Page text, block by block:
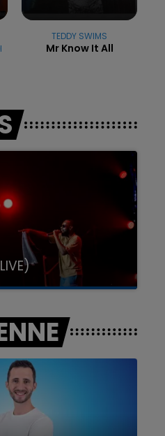
TEDDY SWIMS
Mr Know It All